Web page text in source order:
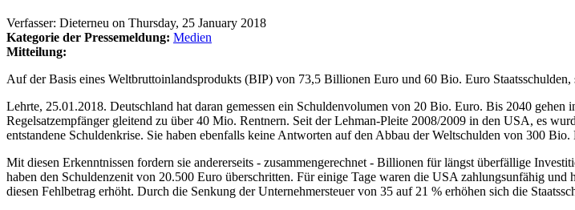
Verfasser: Dieterneu on Thursday, 25 January 2018
Kategorie der Pressemeldung: Medien
Mitteilung:
Auf der Basis eines Weltbruttoinlandsprodukts (BIP) von 73,5 Billionen Euro und 60 Bio. Euro
Lehrte, 25.01.2018. Deutschland hat daran gemessen ein Schuldenvolumen von 20 Bio. Euro. Bis 2040
Regelsatzempfänger gleitend zu über 40 Mio. Rentnern. Seit der Lehman-Pleite 2008/2009 in den USA, es
entstandene Schuldenkrise. Sie haben ebenfalls keine Antworten auf den Abbau der Weltschulden von 300 Bio.
Mit diesen Erkenntnissen fordern sie andererseits - zusammengerechnet - Billionen für längst überfällige
haben den Schuldenzenit von 20.500 Euro überschritten. Für einige Tage waren die USA zahlungsunfähig
diesen Fehlbetrag erhöht. Durch die Senkung der Unternehmersteuer von 35 auf 21 % erhöhen sich die